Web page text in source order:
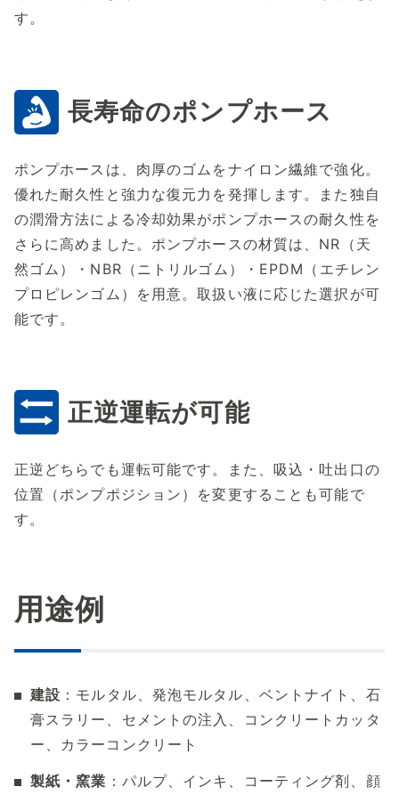
す。
長寿命のポンプホース
ポンプホースは、肉厚のゴムをナイロン繊維で強化。
優れた耐久性と強力な復元力を発揮します。また独自
の潤滑方法による冷却効果がポンプホースの耐久性を
さらに高めました。ポンプホースの材質は、NR（天
然ゴム）・NBR（ニトリルゴム）・EPDM（エチレン
プロピレンゴム）を用意。取扱い液に応じた選択が可
能です。
正逆運転が可能
正逆どちらでも運転可能です。また、吸込・吐出口の
位置（ポンプポジション）を変更することも可能で
す。
用途例
建設 ：モルタル、発泡モルタル、ベントナイト、石
膏スラリー、セメントの注入、コンクリートカッタ
ー、カラーコンクリート
製紙・窯業 ：パルプ、インキ、コーティング剤、顔